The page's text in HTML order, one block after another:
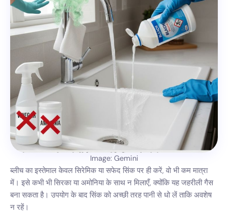
Image: Gemini
ब्लीच का इस्तेमाल केवल सिरेमिक या सफेद सिंक पर ही करें, वो भी कम मात्रा
में। इसे कभी भी सिरका या अमोनिया के साथ न मिलाएँ, क्योंकि यह जहरीली गैस
बना सकता है। उपयोग के बाद सिंक को अच्छी तरह पानी से धो लें ताकि अवशेष
न रहें।